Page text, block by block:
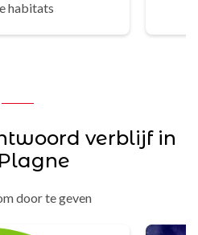
habitats
verblijf in
door te geven